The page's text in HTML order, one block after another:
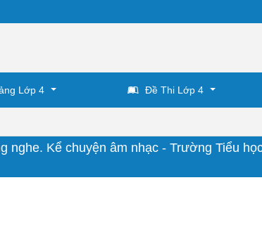
Lớp 4 Đề Thi Lớp 4
nghe. Kể chuyện âm nhạc - Trường Tiểu